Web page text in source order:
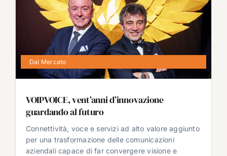
Dal Mercato
VOIPVOICE, vent’anni d’innovazione
guardando al futuro
Connettività, voce e servizi ad alto valore aggiunto
per una trasformazione delle comunicazioni
aziendali capace di far convergere visione e